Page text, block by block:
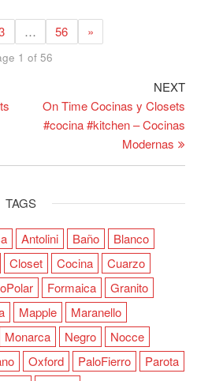
… 56 »
1 of 56
NEXT
On Time Cocinas y Closets
#cocina #kitchen – Cocinas
Modernas
TAGS
Antolini Baño
Blanco
Closet Cocina
Cuarzo
Formaica
Granito
Mapple
Maranello
Monarca Negro
Nocce
Oxford PaloFierro
Parota